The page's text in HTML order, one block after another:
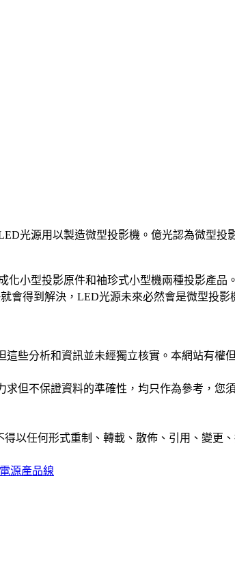
光源用以製造微型投影機。億光認為微型投
小型投影原件和袖珍式小型機兩種投影產品
會得到解決，LED光源未來必然會是微型投影
些分析和資訊並未經獨立核實。本網站有權
但不保證資料的準確性，均只作為參考，您
以任何形式重制、轉載、散佈、引用、變更
源產品線